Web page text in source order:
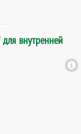
внутренней